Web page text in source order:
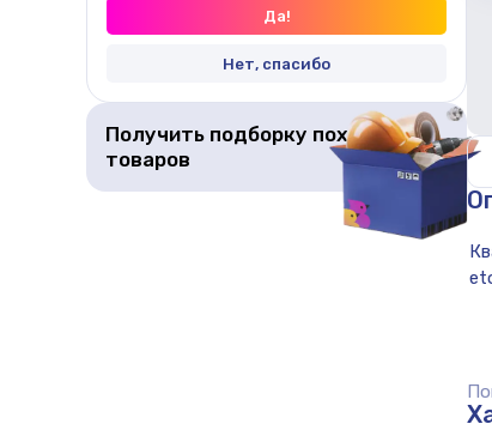
Да!
Нет, спасибо
Получить подборку похожих
товаров